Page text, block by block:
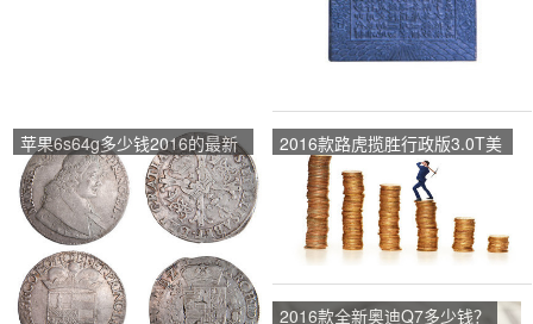
苹果6s64g多少钱2016的最新
的？
2016款路虎揽胜行政版3.0T美
规最低多少钱？
2016款全新奥迪Q7多少钱？